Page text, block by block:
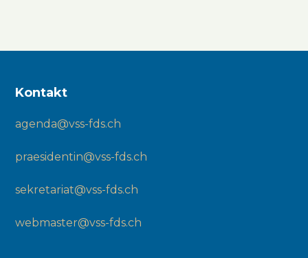
Kontakt
agenda@vss-fds.ch
praesidentin@vss-fds.ch
sekretariat@vss-fds.ch
webmaster@vss-fds.ch